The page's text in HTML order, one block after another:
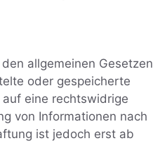
allgemeinen Gesetzen
oder gespeicherte
eine rechtswidrige
von Informationen nach
ist jedoch erst ab